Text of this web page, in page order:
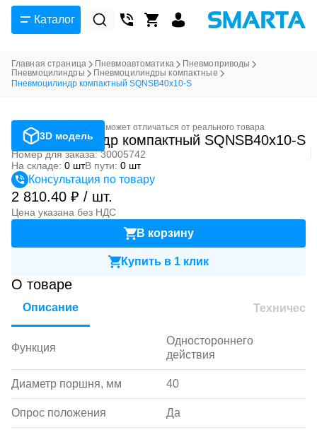
Каталог
Главная страница Пневмоавтоматика
Пневмоприводы
Пневмоцилиндры
Пневмоцилиндры компактные
Пневмоцилиндр компактный SQNSB40x10-S
3D модель
Фотография может отличаться от реального товара
Пневмоцилиндр компактный SQNSB40x10-S
Номер для заказа: 30005742
На складе: 0 штВ пути: 0 шт
Консультация по товару
2 810.40 ₽ / шт.
Цена указана без НДС
В корзину
Купить в 1 клик
О товаре
Описание
Функция
Одностороннего
действия
Диаметр поршня, мм 40
Опрос положения Да